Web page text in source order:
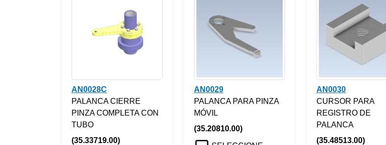
AN0028C
PALANCA CIERRE
PINZA COMPLETA CON
TUBO
(35.33719.00)
AN0029
PALANCA PARA PINZA
MÓVIL
(35.20810.00)
AN0030
CURSOR PARA
REGISTRO DE
PALANCA
(35.48513.00)